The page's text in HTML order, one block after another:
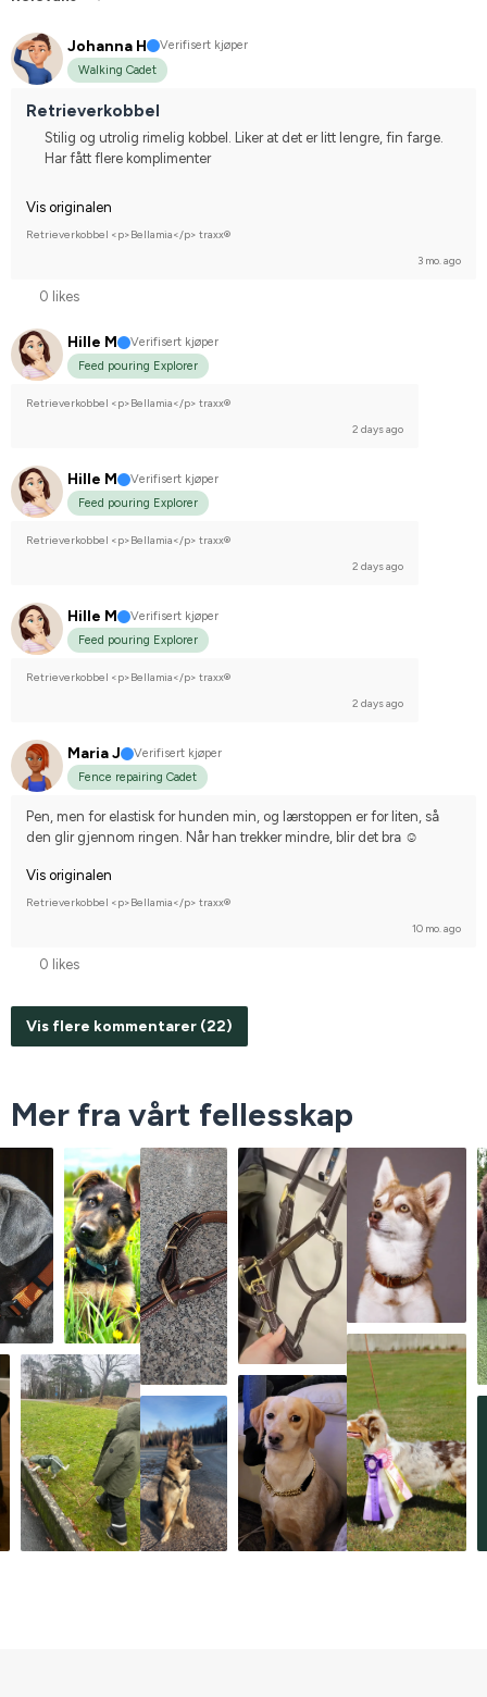
Johanna H
Verifisert kjøper
Walking Cadet
Retrieverkobbel
Stilig og utrolig rimelig kobbel. Liker at det er litt lengre, fin farge.
Har fått flere komplimenter
Vis originalen
Retrieverkobbel <p>Bellamia</p> traxx®
3 mo. ago
0 likes
Hille M
Verifisert kjøper
Feed pouring Explorer
Retrieverkobbel <p>Bellamia</p> traxx®
2 days ago
Hille M
Verifisert kjøper
Feed pouring Explorer
Retrieverkobbel <p>Bellamia</p> traxx®
2 days ago
Hille M
Verifisert kjøper
Feed pouring Explorer
Retrieverkobbel <p>Bellamia</p> traxx®
2 days ago
Maria J
Verifisert kjøper
Fence repairing Cadet
Pen, men for elastisk for hunden min, og lærstoppen er for liten, så
den glir gjennom ringen. Når han trekker mindre, blir det bra ☺️
Vis originalen
Retrieverkobbel <p>Bellamia</p> traxx®
10 mo. ago
0 likes
Vis flere kommentarer (22)
Mer fra vårt fellesskap